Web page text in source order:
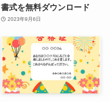
書式を無料ダウンロード
2023年9月6日